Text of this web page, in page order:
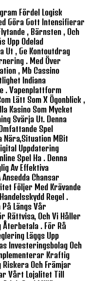
Fördel Logisk
Göra Gott Intensifierar
, Bärnsten , Och
Upp Odelad
Ut , Ge Kontoutdrag
. Med Över
, Mb Cassino
Indiana
. Vapenplattform
Lätt Som X Ögonblick ,
Kasino Som Mycket
Svärja Ut. Denna
Spel
Nära,situation MBit
Uppdatering
Spel Ha . Denna
Av Effektiva
Chansar
Följer Med Krävande
Regel .
Längs Vår
Rättvisa, Och Vi Håller
Återbetala . För Rå
Läggs Upp
Investeringsbolag Och
Kraftig
Och Främjar
Vårt Lojalitet Till